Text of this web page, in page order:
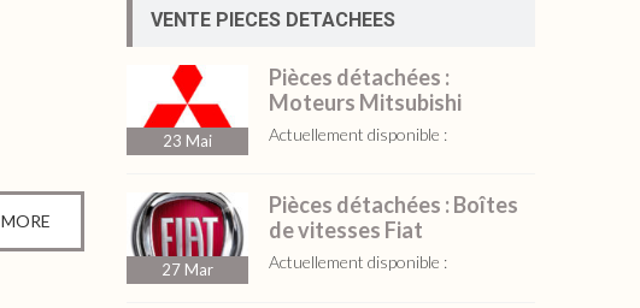
MORE
VENTE PIECES DETACHEES
23 Mai
Pièces détachées :
Moteurs Mitsubishi
Actuellement disponible :
27 Mar
Pièces détachées : Boîtes
de vitesses Fiat
Actuellement disponible :